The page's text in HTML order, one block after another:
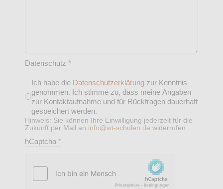
Datenschutz *
Ich habe die Datenschutzerklärung zur Kenntnis
genommen. Ich stimme zu, dass meine Angaben
zur Kontaktaufnahme und für Rückfragen dauerhaft
gespeichert werden.
Hinweis: Sie können Ihre Einwilligung jederzeit für die
Zukunft per Mail an info@wt-schulen.de widerrufen.
hCaptcha *